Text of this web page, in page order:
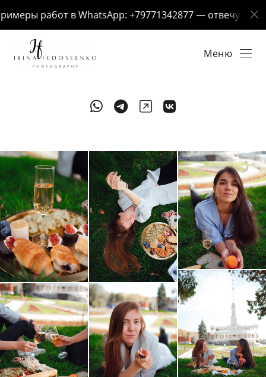
работ в WhatsApp: +79771342877 — отвечу за 5
Меню